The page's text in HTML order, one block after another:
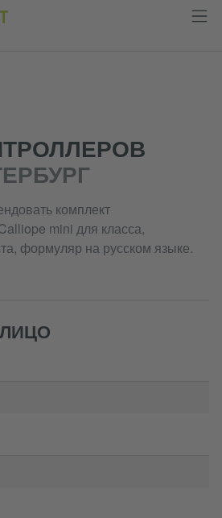
комплект
mini для класса,
формуляр на русском языке.